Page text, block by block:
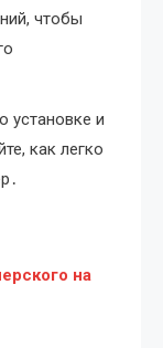
чтобы
установке и
как легко
на